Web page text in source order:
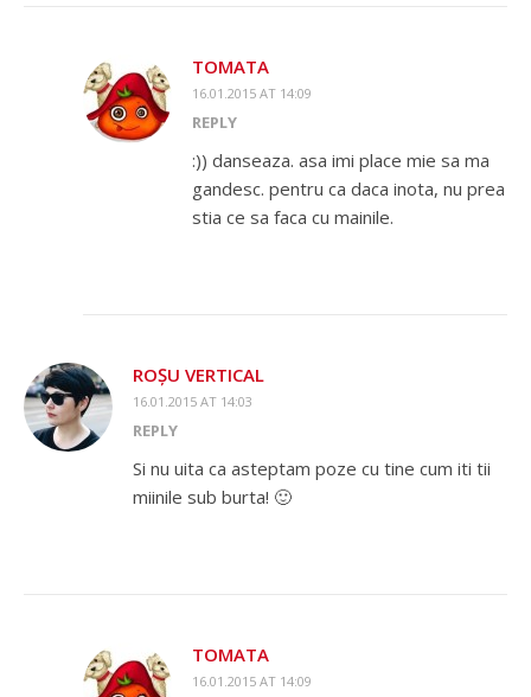
TOMATA
16.01.2015 AT 14:09
REPLY
:)) danseaza. asa imi place mie sa ma
gandesc. pentru ca daca inota, nu prea
stia ce sa faca cu mainile.
ROȘU VERTICAL
16.01.2015 AT 14:03
REPLY
Si nu uita ca asteptam poze cu tine cum iti tii
miinile sub burta! 🙂
TOMATA
16.01.2015 AT 14:09